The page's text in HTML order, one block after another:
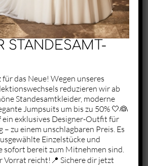
vorherigerTerminabsprache
STANDESAMT-
das Neue! Wegen unseres
reduzieren wir ab
Standesamtkleider, moderne
Jumpsuits um bis zu 50% 🤍👰
ein exklusives Designer-Outfit für
– zu einem unschlagbaren Preis. Es
Einzelstücke und
sofort bereit zum Mitnehmen sind.
Vorrat reicht!📍 Sichere dir jetzt